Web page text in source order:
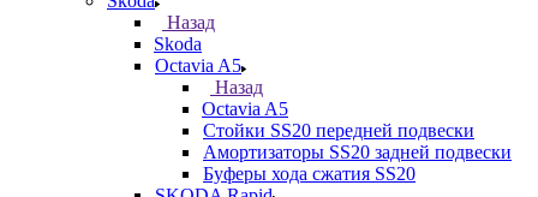
Назад
Skoda
Octavia A5
Назад
Octavia A5
Стойки SS20 передней подвески
Амортизаторы SS20 задней подвески
Буферы хода сжатия SS20